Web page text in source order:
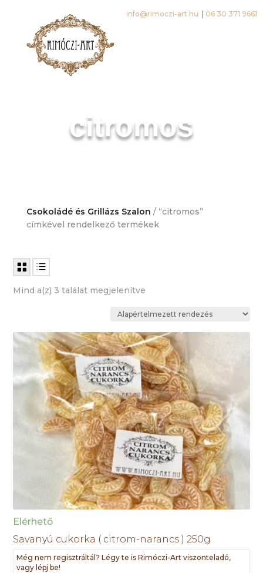
info@rimoczi-art.hu 06 30 371 9661
citromos
Csokoládé és Grillázs Szalon / “citromos”
címkével rendelkező termékek
Mind a(z) 3 találat megjelenítve
Elérhető
Savanyú cukorka ( citrom-narancs ) 250g
Még nem regisztráltál? Légy te is Rimóczi-Art viszonteladó,
vagy lépj be!